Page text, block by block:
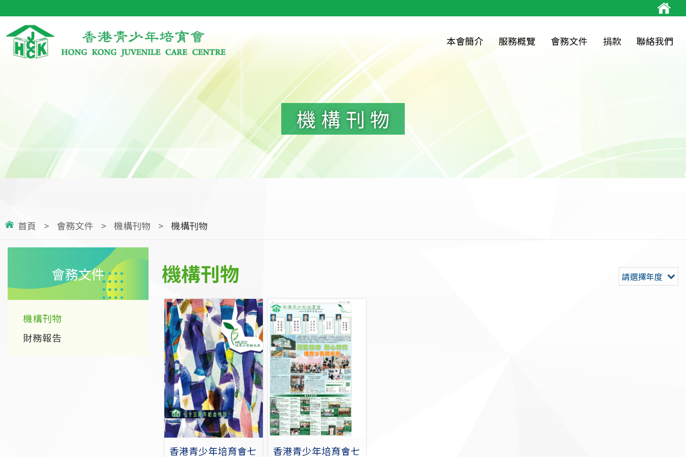
本會簡介 服務概覽 會務文件 捐款 聯絡我們
機構刊物
首頁 > 會務文件 > 機構刊物 > 機構刊物
機構刊物 請選擇年度
香港青少年培育會七 香港青少年培育會七
會務文件
機構刊物
財務報告